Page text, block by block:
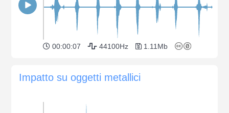
00:00:07 44100Hz 1.11Mb
Impatto su oggetti metallici